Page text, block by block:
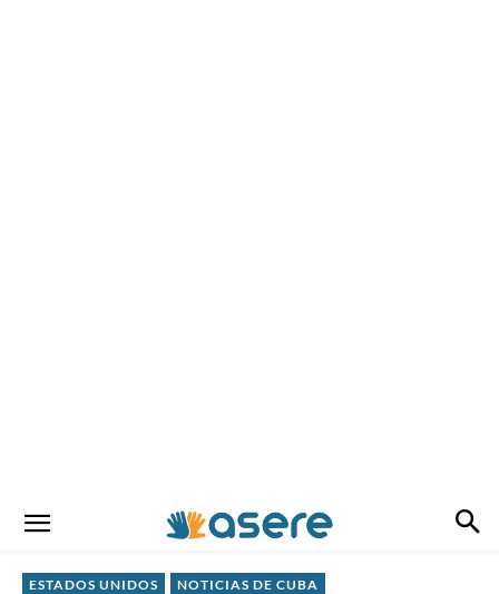
ESTADOS UNIDOS NOTICIAS DE CUBA